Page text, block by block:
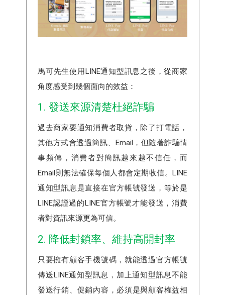
馬可先生使用LINE通知型訊息之後，從商家
角度感受到幾個面向的效益：
1. 發送來源清楚杜絕詐騙
過去商家要通知消費者取貨，除了打電話，
其他方式會透過簡訊、Email，但隨著詐騙情
事頻傳，消費者對簡訊越來越不信任，而
Email則無法確保每個人都會定期收信。LINE
通知型訊息是直接在官方帳號發送，等於是
LINE認證過的LINE官方帳號才能發送，消費
者對資訊來源更為可信。
2. 降低封鎖率、維持高開封率
只要擁有顧客手機號碼，就能透過官方帳號
傳送LINE通知型訊息，加上通知型訊息不能
發送行銷、促銷內容，必須是與顧客權益相